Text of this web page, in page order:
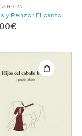
NEGRA
€